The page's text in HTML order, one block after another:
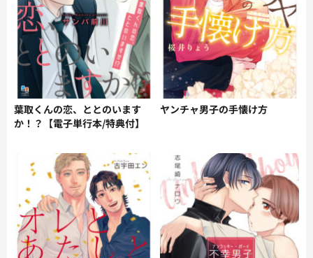
葉取くんの恋、ととのいます
か！？【電子単行本/特典付】
ヤンチャ男子の手懐け方